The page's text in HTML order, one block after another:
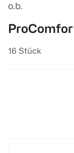
o.b.
16 Stück